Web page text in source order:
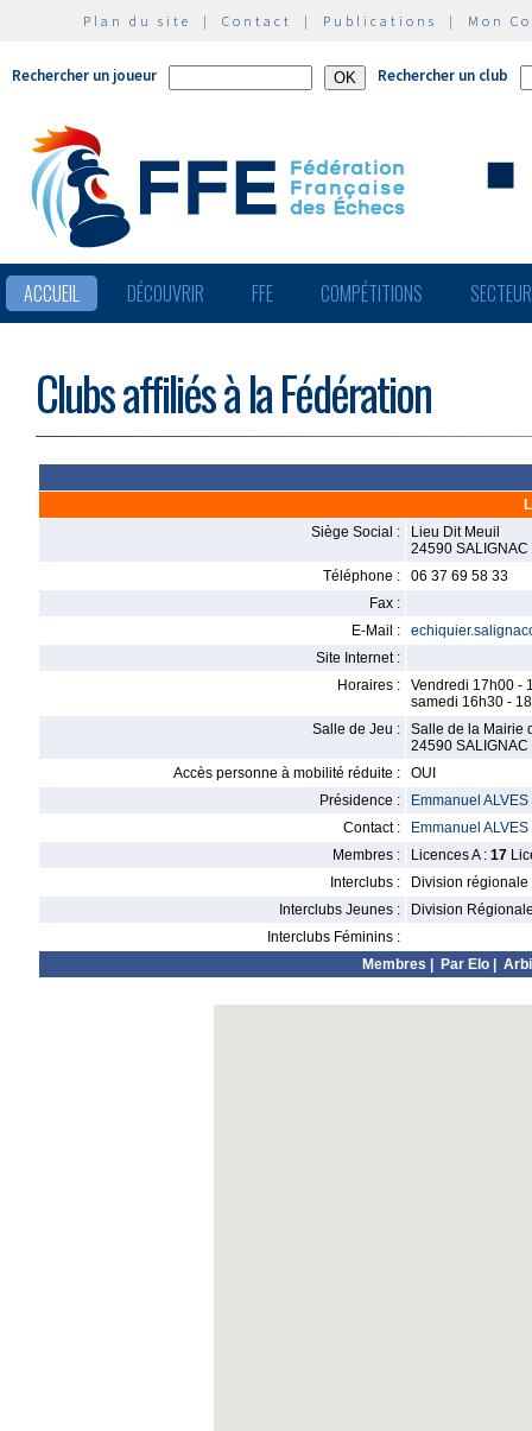
Plan du site | Contact | Publications | Mon
Rechercher un joueur Rechercher un club
ACCUEIL DÉCOUVRIR FFE COMPÉTITIONS
Clubs affiliés à la Fédération
Siège Social :
Lieu Dit Meuil
24590 SALIGNAC
Téléphone :
06 37 69 58 33
Fax :
E-Mail :
Site Internet :
Horaires :
Vendredi 17h00 -
samedi 16h30 -
Salle de Jeu :
Salle de la Mairie
24590 SALIGNAC
Accès personne à mobilité réduite :
OUI
Présidence :
Emmanuel ALVES
Contact :
Emmanuel ALVES
Membres :
Licences A : 17
Interclubs :
Division régionale
Interclubs Jeunes :
Division
Interclubs Féminins :
Membres
Par Elo